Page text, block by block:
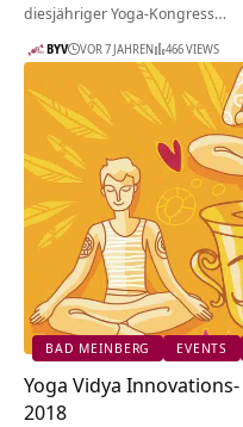
diesjähriger Yoga-Kongress…
BYV VOR 7 JAHREN 466 VIEWS
BAD MEINBERG EVENTS
Yoga Vidya
2018